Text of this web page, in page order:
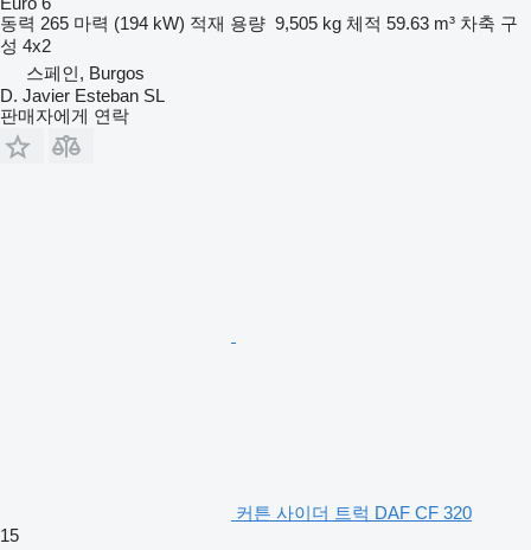
동력 265 마력 (194 kW) 적재 용량 9,505 kg 체적 59.63 m³ 차축 구
성 4x2
스페인, Burgos
D. Javier Esteban SL
판매자에게 연락
커튼 사이더 트럭 DAF CF 320
15